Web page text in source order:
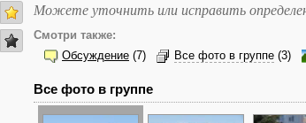
Можете уточнить или исправить
Смотри также:
Обсуждение (7) Все фото в группе (3)
Все фото в группе